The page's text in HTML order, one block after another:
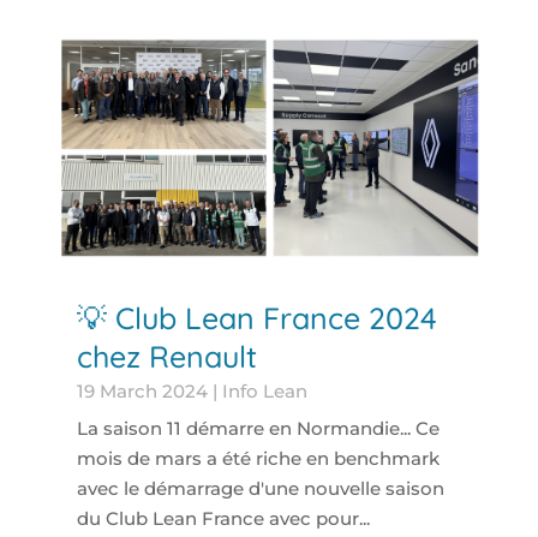
💡 Club Lean France 2024
chez Renault
19 March 2024| Info Lean
La saison 11 démarre en Normandie... Ce
mois de mars a été riche en benchmark
avec le démarrage d'une nouvelle saison
du Club Lean France avec pour...